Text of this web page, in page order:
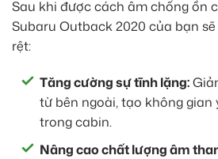
Sau khi được cách âm chống ồn
Subaru Outback 2020 của bạn
rệt:
Tăng cường sự tĩnh lặng:
từ bên ngoài, tạo không gian
trong cabin.
Nâng cao chất lượng âm